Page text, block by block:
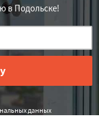
в Подольске!
данных